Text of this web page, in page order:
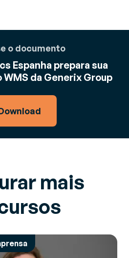
o documento
Espanha prepara sua
WMS da Generix Group
mais